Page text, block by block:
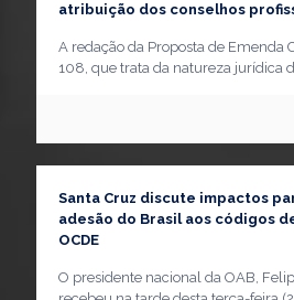
atribuição dos conselhos
A redação da Proposta de Emenda
108, que trata da natureza jurídica
Santa Cruz discute impactos
adesão do Brasil aos códigos
OCDE
O presidente nacional da OAB,